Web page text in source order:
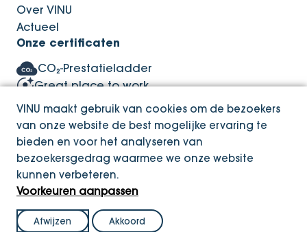
VINU maakt gebruik van cookies om de bezoekers
van onze website de best mogelijke ervaring te
bieden en voor het analyseren van
bezoekersgedrag waarmee we onze website
kunnen verbeteren.
Voorkeuren aanpassen
Afwijzen Akkoord
Over VINU
Actueel
Onze certificaten
CO₂-Prestatieladder
Great place to work
ISO 9001
Privacy Statement
Integriteitsbeleid
© Copyright VINU. 2026